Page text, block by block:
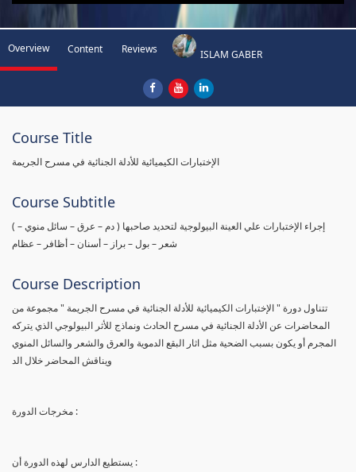
Overview Content Reviews ISLAM GABER
Course Title
الإختبارات الكيميائية للأدلة الجنائية في مسرح الجريمة
Course Subtitle
( إجراء الإختبارات علي العينة البيولوجية لتحديد صاحبها ( دم – عرق – سائل منوي –
شعر – بول – براز – أسنان – أظافر – عظام
Course Description
تتناول دورة " الإختبارات الكيميائية للأدلة الجنائية في مسرح الجريمة " مجموعة من
المحاضرات عن الأدلة الجنائية في مسرح الحادث ونماذج للأثر البيولوجي الذي يتركه
المجرم أو يكون بسبب الضحية مثل اثار البقع الدموية والعرق والشعر والسائل المنوي
ويناقش المحاضر خلال الد
مخرجات الدورة :
يستطيع الدارس لهذه الدورة أن :